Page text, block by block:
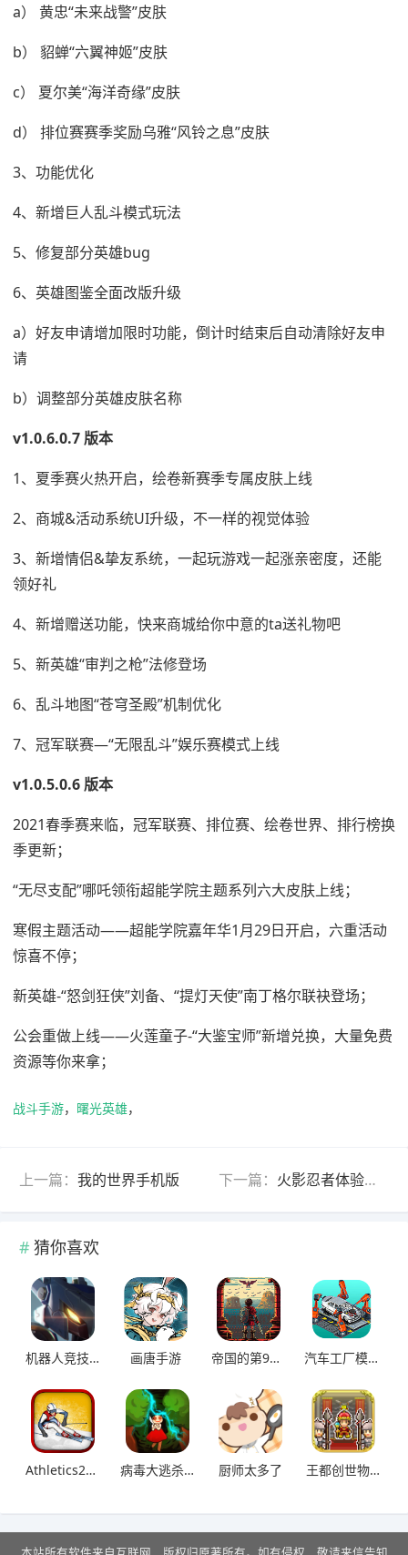
a） 黄忠“未来战警”皮肤
b） 貂蝉“六翼神姬”皮肤
c） 夏尔美“海洋奇缘”皮肤
d） 排位赛赛季奖励乌雅“风铃之息”皮肤
3、功能优化
4、新增巨人乱斗模式玩法
5、修复部分英雄bug
6、英雄图鉴全面改版升级
a）好友申请增加限时功能，倒计时结束后自动清除好友申
请
b）调整部分英雄皮肤名称
v1.0.6.0.7 版本
1、夏季赛火热开启，绘卷新赛季专属皮肤上线
2、商城&活动系统UI升级，不一样的视觉体验
3、新增情侣&挚友系统，一起玩游戏一起涨亲密度，还能
领好礼
4、新增赠送功能，快来商城给你中意的ta送礼物吧
5、新英雄“审判之枪”法修登场
6、乱斗地图“苍穹圣殿”机制优化
7、冠军联赛—“无限乱斗”娱乐赛模式上线
v1.0.5.0.6 版本
2021春季赛来临，冠军联赛、排位赛、绘卷世界、排行榜换
季更新；
“无尽支配”哪吒领衔超能学院主题系列六大皮肤上线；
寒假主题活动——超能学院嘉年华1月29日开启，六重活动
惊喜不停；
新英雄-“怒剑狂侠”刘备、“提灯天使”南丁格尔联袂登场；
公会重做上线——火莲童子-“大鉴宝师”新增兑换，大量免费
资源等你来拿；
战斗手游， 曙光英雄，
上一篇： 我的世界手机版 下一篇： 火影忍者体验服手机版
猜你喜欢
机器人竞技场 画唐手游 帝国的第99次重生 汽车工厂模拟器
Athletics2冬季运动 病毒大逃杀猎梦保卫战噩梦模拟器 厨师太多了 王都创世物语